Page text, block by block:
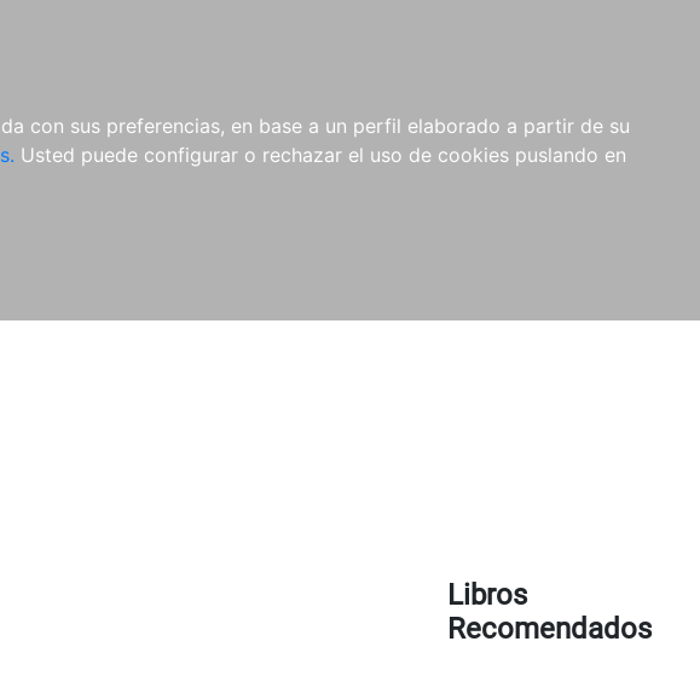
con sus preferencias, en base a un perfil elaborado a partir de su
Usted puede configurar o rechazar el uso de cookies puslando en
Libros
Recomendados